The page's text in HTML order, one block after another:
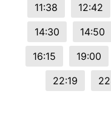
11:38
12:42
14:30
14:50
16:15
19:00
22:19